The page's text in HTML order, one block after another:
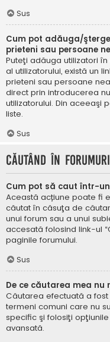
Sus
Cum pot adăuga/
prieteni sau persoane
Puteţi adăuga utilizatori
al utilizatorului, există un
prieteni sau persoane
direct prin introducerea
utilizatorului. Din aceeaşi
liste.
Sus
Căutând în forumuri
Cum pot să caut într-
Această acțiune poate fi
căutat în căsuţa de
unui forum sau a unui
accesată folosind link-ul
paginile forumului.
Sus
De ce căutarea mea
Căutarea efectuată a
termeni comuni care nu
specific şi folosiţi
avansată.